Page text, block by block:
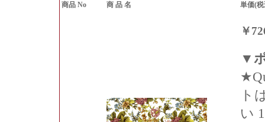
商品 No 商 品 名 単価(
￥
▼
ト
い